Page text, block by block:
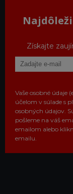
Získajte
Vaše osobné údaje
účelom v súlade s
osobných údajov.
pošleme na váš
emailom alebo
emailu.